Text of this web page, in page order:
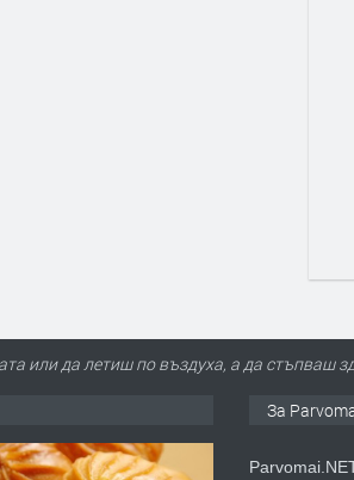
или да летиш по въздуха, а да стъпваш
За